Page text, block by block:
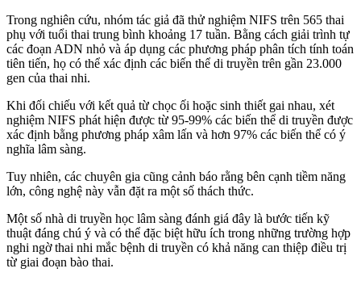
Trong nghiên cứu, nhóm tác giả đã thử nghiệm NIFS trên 565 thai
phụ với tuổi thai trung bình khoảng 17 tuần. Bằng cách giải trình tự
các đoạn ADN nhỏ và áp dụng các phương pháp phân tích tính toán
tiên tiến, họ có thể xác định các biến thể di truyền trên gần 23.000
gen của thai nhi.
Khi đối chiếu với kết quả từ chọc ối hoặc sinh thiết gai nhau, xét
nghiệm NIFS phát hiện được từ 95-99% các biến thể di truyền được
xác định bằng phương pháp xâm lấn và hơn 97% các biến thể có ý
nghĩa lâm sàng.
Tuy nhiên, các chuyên gia cũng cảnh báo rằng bên cạnh tiềm năng
lớn, công nghệ này vẫn đặt ra một số thách thức.
Một số nhà di truyền học lâm sàng đánh giá đây là bước tiến kỹ
thuật đáng chú ý và có thể đặc biệt hữu ích trong những trường hợp
nghi ngờ thai nhi mắc bệnh di truyền có khả năng can thiệp điều trị
từ giai đoạn bào thai.